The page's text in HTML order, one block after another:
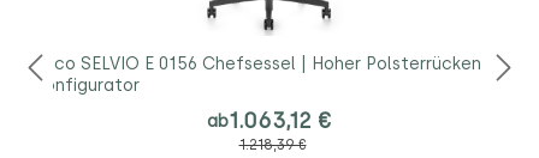
Züco SELVIO E 0156 Chefsessel | Hoher Polsterrücken |
Konfigurator
ab1.063,12 €
1.218,39 €